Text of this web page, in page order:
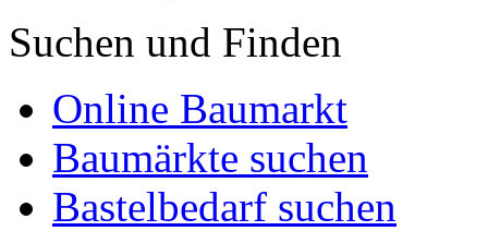
Suchen und Finden
Online Baumarkt
Baumärkte suchen
Bastelbedarf suchen